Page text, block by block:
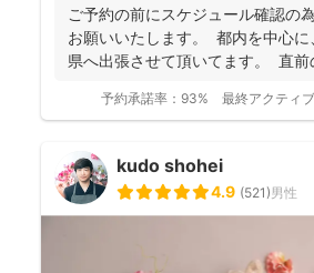
ご予約の前にスケジュール確認の
お願いいたします。 都内を中心に
県へ出張させて頂いてます。 直前
予約承諾率： 93% 最終アクティブ
kudo shohei
4.9 (521)男性